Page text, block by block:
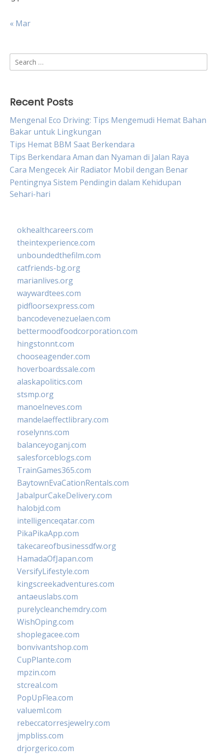
« Mar
Search
for:
Recent Posts
Mengenal Eco Driving: Tips Mengemudi Hemat Bahan
Bakar untuk Lingkungan
Tips Hemat BBM Saat Berkendara
Tips Berkendara Aman dan Nyaman di Jalan Raya
Cara Mengecek Air Radiator Mobil dengan Benar
Pentingnya Sistem Pendingin dalam Kehidupan
Sehari-hari
okhealthcareers.com
theintexperience.com
unboundedthefilm.com
catfriends-bg.org
marianlives.org
waywardtees.com
pidfloorsexpress.com
bancodevenezuelaen.com
bettermoodfoodcorporation.com
hingstonnt.com
chooseagender.com
hoverboardssale.com
alaskapolitics.com
stsmp.org
manoelneves.com
mandelaeffectlibrary.com
roselynns.com
balanceyoganj.com
salesforceblogs.com
TrainGames365.com
BaytownEvaCationRentals.com
JabalpurCakeDelivery.com
halobjd.com
intelligenceqatar.com
PikaPikaApp.com
takecareofbusinessdfw.org
HamadaOfJapan.com
VersifyLifestyle.com
kingscreekadventures.com
antaeuslabs.com
purelycleanchemdry.com
WishOping.com
shoplegacee.com
bonvivantshop.com
CupPlante.com
mpzin.com
stcreal.com
PopUpFlea.com
valueml.com
rebeccatorresjewelry.com
jmpbliss.com
drjorgerico.com